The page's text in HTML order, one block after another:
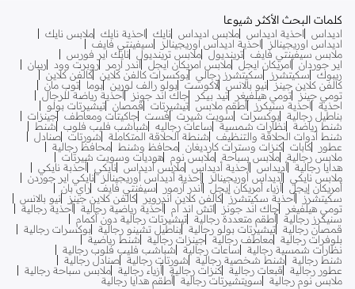
كلمات البحث الأكثر شيوعا
اديداس احذية اديداس ملابس اديداس نايك احذية نايك ملابس نايك
اديداس اوريجينالز
احذية اديداس اوريجينالز
سيفينتي فايف
ملابس سيفينتي فايف ترينديول ملابس ترينديول نايك اير فورس
اير جوردان
امريكان ايجل ملابس امريكان ايجل اندر ارمر روبرت وود
ريبان
ريبوك
سكيتشرز سكيتشرز رجالي بوكسرات كالفن كلاين كالفن كلاين
كالفن كلاين جينز نيو بالانس لاكوست بولو رالف لورين بوما
توب مان
تومي جينز تومي هيلفيغر تيد بيكر جاك اند جونز
أحذية رياضة للرجال
احذية
احذية سنيكرز أطقم ملابس تيشيرتات قمصان تيشيرتات بولو
بناطيل رجالية بوكسرات سويت شيرت فست جاكيتات ومعاطف جينزات
شنط رياضة نظارات شمسية ساعات رجاليه شباشب فليب فلوب
شنط
شنط أدوات الحلاقة والتنظيف
شنطة الحلاقة المتكاملة شورتات صنادل
عطور
كابات كنزات وسترات كارديغان محافظ وشنط محافظ رجالية
ملابس رجالية ملابس سباحة ملابس نوم هوديات وسويت شيرتات
هدايا رجالية أديداس أحذية أديداس ملابس أديداس نايكي أحذبة نايكي
ملابس نايكي أديداس أوريجينالز أحذية أديداس أوريجينالز
نايكي اير جوردن
أمريكان إيجل أزياء أمريكان إيجل أندر آرمور سيفنتي فايف راي بان
سكيتشرز
أحذية سكيتشرز كالفن كلاين اندروير كالفن كلاين جينز
نيو بالانس
تومي هيلفيغر
جاك اند جونز اتش اند ام أحذية رياضية رجالية أحذية رجالية
سنيكرز رجالية أطقم متعددة رجالية تيشيرتات رجالية دون أكمام
قمصان رجالية تيشيرتات بولو رجالية بناطيل تشينو رجالية بوكسرات رجالية
بلوفرات رجالية معاطف رجالية جينزات رجالية
شنط رياضية
نظارات شمسية رجالية
ساعات رجالية
شباشب فليب فلوب رجالية
شنط رجالية
شنط شخصية رجالية شورتات رجالية صنادل رجالية
عطور رجالية
قبعات رجالية كنزات رجالية أزياء رجالية ملابس سباحة رجالية
ملابس نوم رجالية
سويتشيرتات رجالية أطقم هدايا رجالية